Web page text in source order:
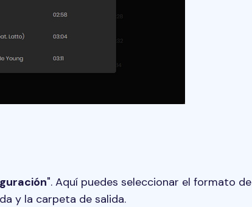
". Aquí puedes seleccionar el formato de
y la carpeta de salida.